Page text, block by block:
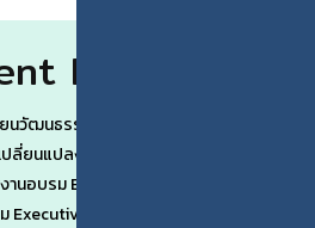
Posts
นวัฒนธรรมองค์กรเป็นจุดคานงัดของ
ลี่ยนแปลงเชิงระบบ
นอบรม Better Life by AI #3
Executive Wisdom #1